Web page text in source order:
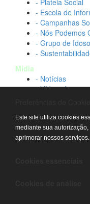
- Plateia Social
- Escola de
- Campanhas
- Nós Podemos
- Grupo de
-
Mídia
- Notícias
- Vídeos
Contato
- Fale conosco
- Trabalhe
Este site utiliza cookies
mediante sua
aprimorar nossos serviços.